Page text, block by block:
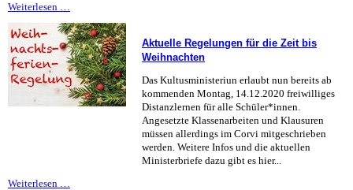
Weiterlesen …
und
Q2
ab
sofort
im
Distanzlernen
Aktuelle Regelungen für die Zeit bis
Weihnachten
Das Kultusministeriun erlaubt nun bereits ab
kommenden Montag, 14.12.2020 freiwilliges
Distanzlernen für alle Schüler*innen.
Angesetzte Klassenarbeiten und Klausuren
müssen allerdings im Corvi mitgeschrieben
werden. Weitere Infos und die aktuellen
Ministerbriefe dazu gibt es hier...
Weiterlesen …